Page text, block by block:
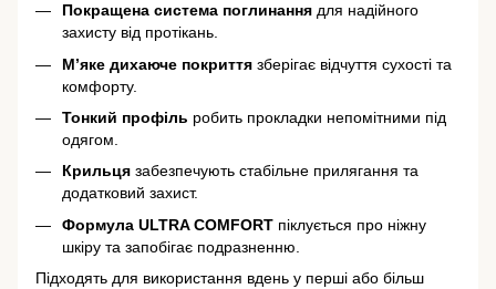
Покращена система поглинання для надійного
захисту від протікань.
М’яке дихаюче покриття зберігає відчуття сухості та
комфорту.
Тонкий профіль робить прокладки непомітними під
одягом.
Крильця забезпечують стабільне прилягання та
додатковий захист.
Формула ULTRA COMFORT піклується про ніжну
шкіру та запобігає подразненню.
Підходять для використання вдень у перші або більш